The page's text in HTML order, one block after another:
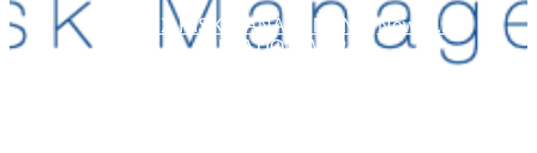
FX RISK MANAGEMENT News
...
INFLATION WAR